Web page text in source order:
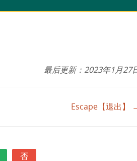
最后更新：2023年1月27
Escape【退出】
否